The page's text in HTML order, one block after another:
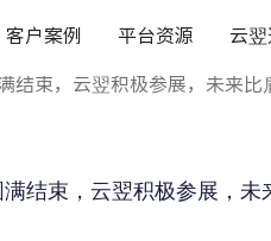
客户案例 平台资源 云
结束，云翌积极参展，未来比
结束，云翌积极参展，未